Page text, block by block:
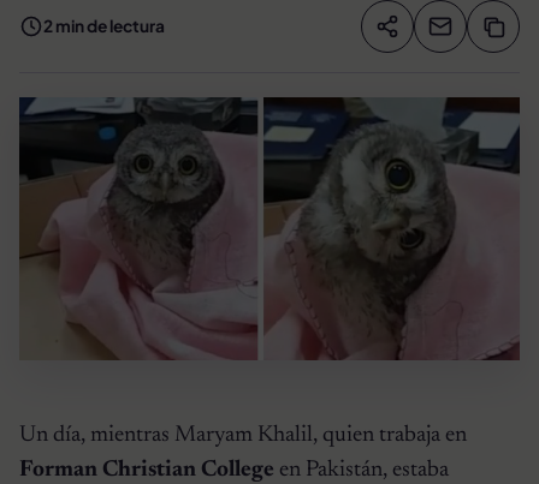
2 min de lectura Compartir
Un día, mientras Maryam Khalil, quien trabaja en
Forman Christian College en Pakistán, estaba